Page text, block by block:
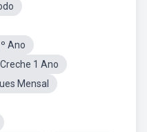
Ano
1 Ano
Mensal